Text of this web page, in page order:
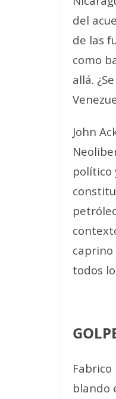
del
de las
como
allá.
John
político
caprino
todos
blando